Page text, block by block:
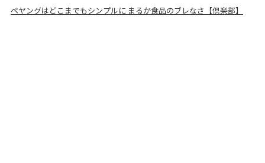
ペヤングはどこまでもシンプルに まるか食品のブレなさ【倶楽部】